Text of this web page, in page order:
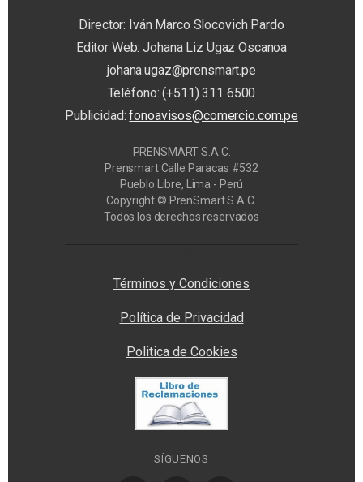
Director: Iván Marco Slocovich Pardo
Editor Web: Johana Liz Ugaz Oscanoa
johana.ugaz@prensmart.pe
Teléfono: (+511) 311 6500
Publicidad:fonoavisos@comercio.com.pe
PRENSMART S.A.C.
Prensmart Calle Paracas #532
Pueblo Libre, Lima - Perú
Copyright © PrenSmart S.A.C.
Todos los derechos reservados
Términos y Condiciones
Política de Privacidad
Politica de Cookies
SÍGUENOS